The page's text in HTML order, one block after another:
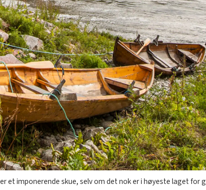
laget for godt fiske. Er du i området bør du besøke Engelskhuset (venstre i bildet), se laksen hoppe i